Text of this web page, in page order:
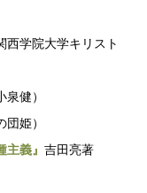
西学院大学キリスト
健）
姫）
主義』吉田亮著